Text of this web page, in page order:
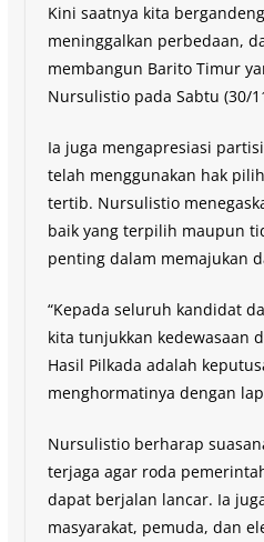
Kini saatnya kita
meninggalkan perbedaan,
membangun Barito Timur
Nursulistio pada Sabtu (30/
Ia juga mengapresiasi
telah menggunakan hak
tertib. Nursulistio
baik yang terpilih maupun
penting dalam memajukan
“Kepada seluruh kandidat
kita tunjukkan kedewasaan
Hasil Pilkada adalah
menghormatinya dengan
Nursulistio berharap
terjaga agar roda
dapat berjalan lancar. Ia
masyarakat, pemuda, dan